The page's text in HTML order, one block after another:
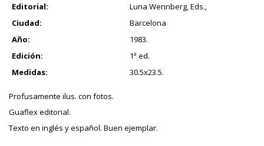
Editorial:
Luna Wennberg, Eds.,
Ciudad:
Barcelona
Año:
1983.
Edición:
1ª ed.
Medidas:
30.5x23.5.
Profusamente ilus. con fotos.
Guaflex editorial.
Texto en inglés y español. Buen ejemplar.